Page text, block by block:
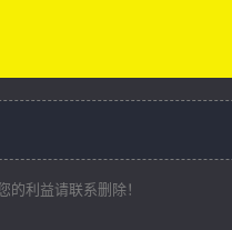
的利益请联系删除！